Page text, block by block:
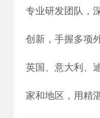
专业研发团队，
创新，手握多项
英国、意大利、
家和地区，用精